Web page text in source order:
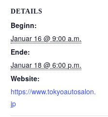
DETAILS
Beginn:
Januar 16 @ 9:00 a.m.
Ende:
Januar 18 @ 6:00 p.m.
Website:
https://www.tokyoautosalon.
jp